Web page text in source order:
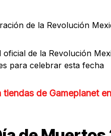
de la Revolución
de la Revolución
para celebrar esta fecha
tiendas de Gameplanet